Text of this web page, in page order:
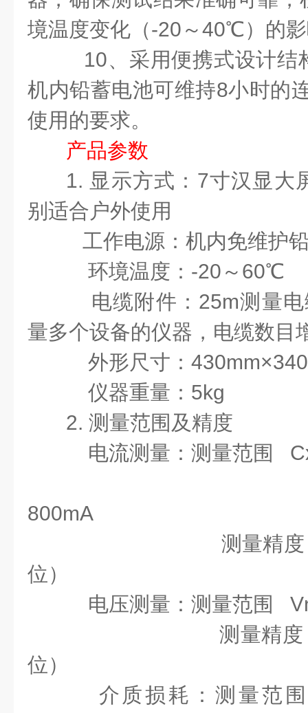
境温度变化（-20～40℃）的
10、采用便携式设计结
机内铅蓄电池可维持8小时的
使用的要求。
产品参数
1. 显示方式：7寸汉显大
别适合户外使用
工作电源：机内免维护
环境温度：-20～60℃
电缆附件：25m测量电
量多个设备的仪器，电缆数目
外形尺寸：
仪器重量：5kg
2. 测量范围及精度
电流测量：测量范围
800mA
测量精度 ±（
位）
电压测量：测量范围
测量精度 ±（
位）
介质损耗：测量范围